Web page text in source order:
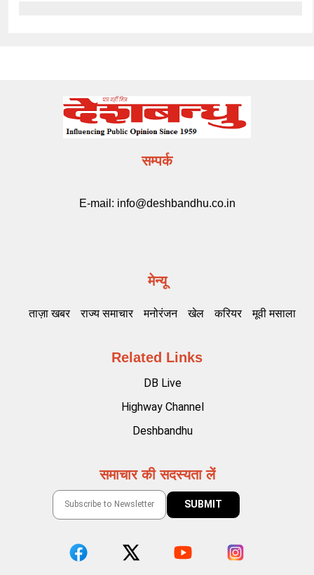
सम्पर्क
E-mail: info@deshbandhu.co.in
मेन्यू
ताज़ा खबर राज्य समाचार मनोरंजन खेल करियर मूवी मसाला
Related Links
DB Live
Highway Channel
Deshbandhu
समाचार की सदस्यता लें